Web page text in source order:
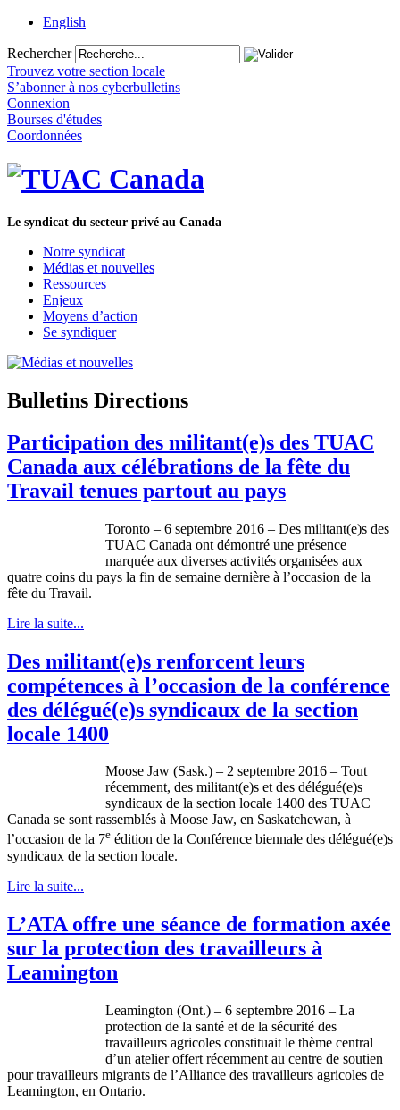
English
Rechercher
Trouvez votre section locale
S’abonner à nos cyberbulletins
Connexion
Bourses d'études
Coordonnées
Le syndicat du secteur privé au Canada
Notre syndicat
Médias et nouvelles
Ressources
Enjeux
Moyens d’action
Se syndiquer
Bulletins Directions
Participation des militant(e)s des TUAC
Canada aux célébrations de la fête du
Travail tenues partout au pays
Toronto – 6 septembre 2016 – Des militant(e)s des
TUAC Canada ont démontré une présence
marquée aux diverses activités organisées aux
quatre coins du pays la fin de semaine dernière à l’occasion de la
fête du Travail.
Lire la suite...
Des militant(e)s renforcent leurs
compétences à l’occasion de la conférence
des délégué(e)s syndicaux de la section
locale 1400
Moose Jaw (Sask.) – 2 septembre 2016 – Tout
récemment, des militant(e)s et des délégué(e)s
syndicaux de la section locale 1400 des TUAC
Canada se sont rassemblés à Moose Jaw, en Saskatchewan, à
l’occasion de la 7e édition de la Conférence biennale des délégué(e)s
syndicaux de la section locale.
Lire la suite...
L’ATA offre une séance de formation axée
sur la protection des travailleurs à
Leamington
Leamington (Ont.) – 6 septembre 2016 – La
protection de la santé et de la sécurité des
travailleurs agricoles constituait le thème central
d’un atelier offert récemment au centre de soutien
pour travailleurs migrants de l’Alliance des travailleurs agricoles de
Leamington, en Ontario.